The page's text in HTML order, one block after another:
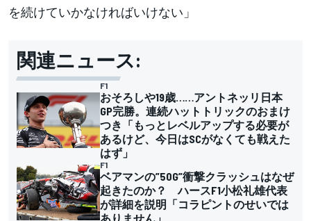
を続けていかなければいけない」
関連ニュース:
F1
おそろしや19歳……アントネッリ日本
GP完勝。連続ハットトリックのおまけ
つき「もっとレベルアップする必要が
あるけど、今日はSCがなくても戦えた
はず」
F1
ベアマンの”50G”衝撃クラッシュはなぜ
起きたのか？ ハースF1小松礼雄代表
が詳細を説明「コラピントのせいでは
ありません」